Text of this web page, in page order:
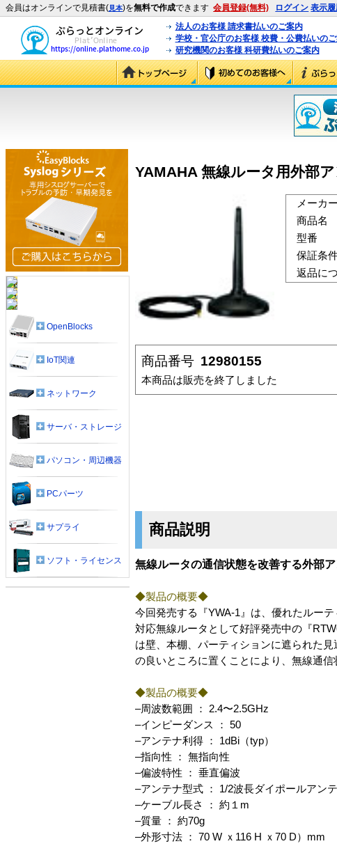
会員はオンラインで見積書(見本)を無料で作成できます 会員登録(無料) ログイン 表示
法人のお客様 請求書払いのご案内
学校・官公庁のお客様 校費・公費払いの
研究機関のお客様 科研費払いのご案内
YAMAHA 無線ルータ用外部
メーカー
商品名
型番
保証条
返品に
商品番号 12980155
本商品は販売を終了しました
商品説明
無線ルータの通信状態を改善する外部
◆製品の概要◆
今回発売する『YWA-1』は、優れたルー
対応無線ルータとして好評発売中の『
は壁、本棚、パーティションに遮られた
の良いところに置くことにより、無線通信
◆製品の概要◆
–周波数範囲 ： 2.4〜2.5GHz
–インピーダンス ： 50
–アンテナ利得 ： 1dBi（typ）
–指向性 ： 無指向性
–偏波特性 ： 垂直偏波
–アンテナ型式 ： 1/2波長ダイポールアン
–ケーブル長さ ： 約１m
–質量 ： 約70g
–外形寸法 ： 70 W ｘ116 H ｘ70 D）mm
OpenBlocks
IoT関連
ネットワーク
サーバ・ストレージ
パソコン・周辺機器
PCパーツ
サプライ
ソフト・ライセンス